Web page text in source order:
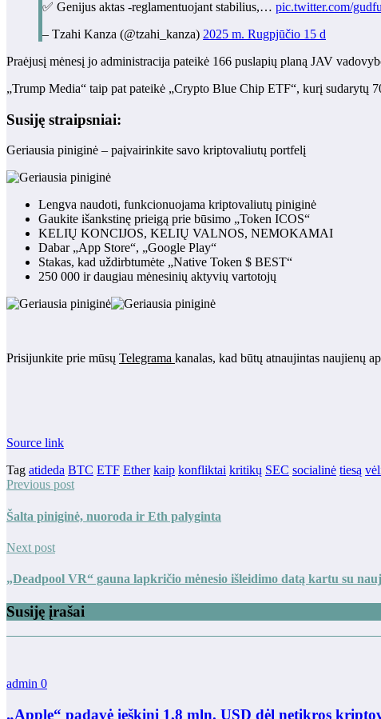
✅ Genijus aktas -reglamentuojant stabilius,… pic.twitter.com/
– Tzahi Kanza (@tzahi_kanza) 2025 m. Rugpjūčio 15 d
Praėjusį mėnesį jo administracija pateikė 166 puslapių planą JAV
„Trump Media“ taip pat pateikė „Crypto Blue Chip ETF“, kurį sudarytų
Susiję straipsniai:
Geriausia piniginė – paįvairinkite savo kriptovaliutų portfelį
Lengva naudoti, funkcionuojama kriptovaliutų piniginė
Gaukite išankstinę prieigą prie būsimo „Token ICOS“
KELIŲ KONCIJOS, KELIŲ VALNOS, NEMOKAMAI
Dabar „App Store“, „Google Play“
Stakas, kad uždirbtumėte „Native Token $ BEST“
250 000 ir daugiau mėnesinių aktyvių vartotojų
Prisijunkite prie mūsų Telegrama kanalas, kad būtų atnaujintas naujienų
Source link
Tag atideda BTC ETF Ether kaip konfliktai kritikų SEC socialinė tiesą
Previous post
Šalta piniginė, nuoroda ir Eth palyginta
Next post
„Deadpool VR“ gauna lapkričio mėnesio išleidimo datą kartu su
Susiję įrašai
admin 0
„Apple“ padavė ieškinį 1,8 mln. USD dėl netikros